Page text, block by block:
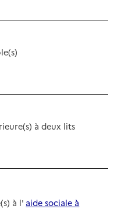
à deux lits
à l' aide sociale à